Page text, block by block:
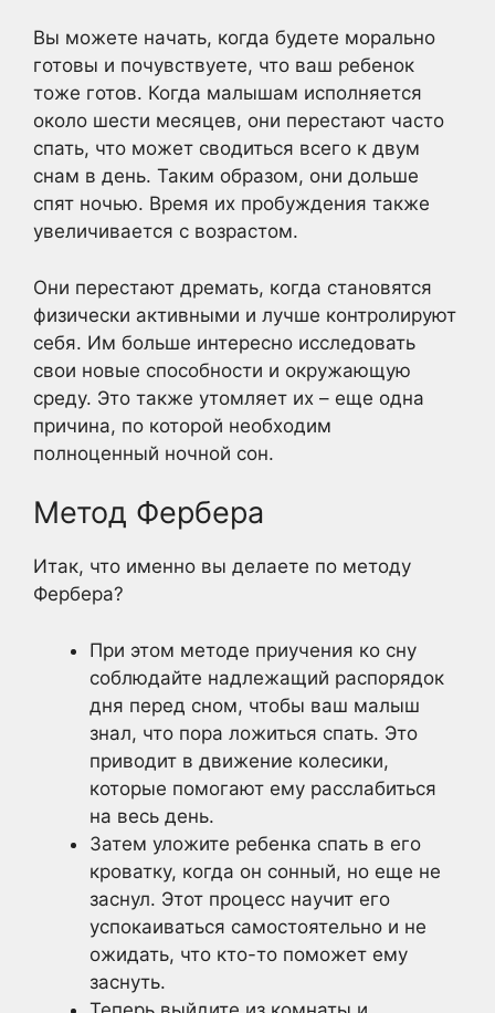
Вы можете начать, когда будете морально
готовы и почувствуете, что ваш ребенок
тоже готов. Когда малышам исполняется
около шести месяцев, они перестают часто
спать, что может сводиться всего к двум
снам в день. Таким образом, они дольше
спят ночью. Время их пробуждения также
увеличивается с возрастом.
Они перестают дремать, когда становятся
физически активными и лучше контролируют
себя. Им больше интересно исследовать
свои новые способности и окружающую
среду. Это также утомляет их – еще одна
причина, по которой необходим
полноценный ночной сон.
Метод Фербера
Итак, что именно вы делаете по методу
Фербера?
При этом методе приучения ко сну
соблюдайте надлежащий распорядок
дня перед сном, чтобы ваш малыш
знал, что пора ложиться спать. Это
приводит в движение колесики,
которые помогают ему расслабиться
на весь день.
Затем уложите ребенка спать в его
кроватку, когда он сонный, но еще не
заснул. Этот процесс научит его
успокаиваться самостоятельно и не
ожидать, что кто-то поможет ему
заснуть.